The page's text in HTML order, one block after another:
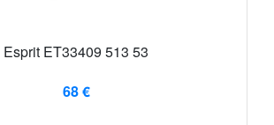
Esprit ET33409 513 53
68 €